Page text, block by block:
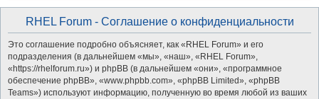
RHEL Forum - Соглашение о конфиденциальности
Это соглашение подробно объясняет, как «RHEL Forum» и его
подразделения (в дальнейшем «мы», «наш», «RHEL Forum»,
«https://rhelforum.ru») и phpBB (в дальнейшем «они», «программное
обеспечение phpBB», «www.phpbb.com», «phpBB Limited», «phpBB
Teams») используют информацию, полученную во время любой из ваших